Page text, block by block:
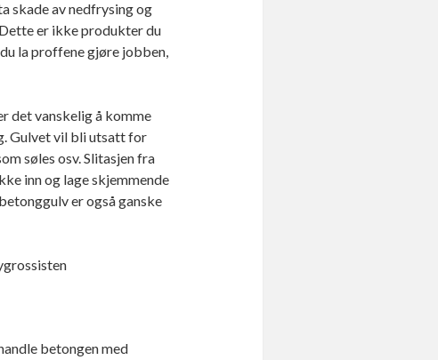
skade av nedfrysing og
er ikke produkter du
la proffene gjøre jobben,
det vanskelig å komme
Gulvet vil bli utsatt for
søles osv. Slitasjen fra
inn og lage skjemmende
er også ganske
betongen med